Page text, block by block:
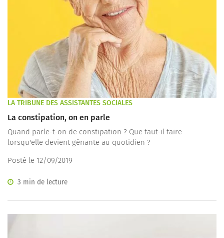
LA TRIBUNE DES ASSISTANTES SOCIALES
La constipation, on en parle
Quand parle-t-on de constipation ? Que faut-il faire
lorsqu'elle devient gênante au quotidien ?
Posté le 12/09/2019
3 min de lecture